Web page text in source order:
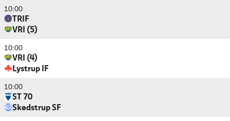
10:00
TRIF
VRI (5)
10:00
VRI (4)
Lystrup IF
10:00
ST 70
Skødstrup SF